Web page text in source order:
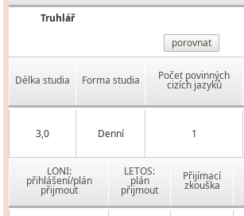
Truhlář
porovnat
Délka studia Forma studia Počet povinných
cizích jazyků
3,0 Denní 1
LONI:
přihlášení/plán
přijmout
LETOS:
plán
přijmout
Přijímací
zkouška